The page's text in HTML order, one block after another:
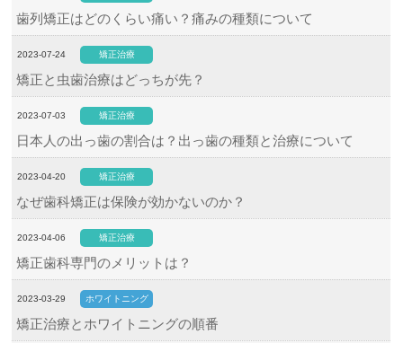
歯列矯正はどのくらい痛い？痛みの種類について
2023-07-24 矯正治療
矯正と虫歯治療はどっちが先？
2023-07-03 矯正治療
日本人の出っ歯の割合は？出っ歯の種類と治療について
2023-04-20 矯正治療
なぜ歯科矯正は保険が効かないのか？
2023-04-06 矯正治療
矯正歯科専門のメリットは？
2023-03-29 ホワイトニング
矯正治療とホワイトニングの順番